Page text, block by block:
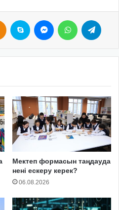
Мектеп формасын таңдауда
нені ескеру керек?
06.08.2026